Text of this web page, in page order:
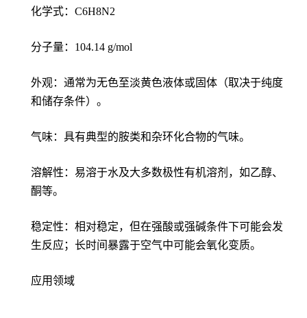
化学式：C6H8N2
分子量：104.14 g/mol
外观：通常为无色至淡黄色液体或固体（取决于纯度
和储存条件）。
气味：具有典型的胺类和杂环化合物的气味。
溶解性：易溶于水及大多数极性有机溶剂，如乙醇、
酮等。
稳定性：相对稳定，但在强酸或强碱条件下可能会发
生反应；长时间暴露于空气中可能会氧化变质。
应用领域